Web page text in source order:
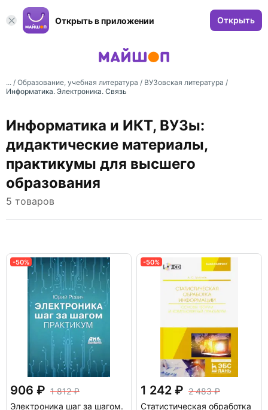
Открыть в приложении Открыть
... / Образование, учебная литература / ВУЗовская литература /
Информатика. Электроника. Связь
Информатика и ИКТ, ВУЗы:
дидактические материалы,
практикумы для высшего
образования
5 товаров
-50%
906
1 812
Электроника шаг за шагом.
-50%
1 242
2 483
Статистическая обработка